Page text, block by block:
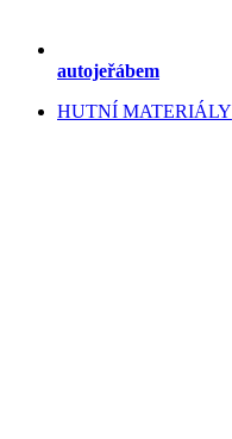
autojeřábem
HUTNÍ MATERIÁLY